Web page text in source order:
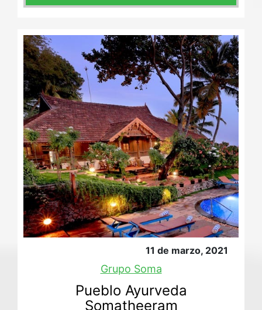
11 de marzo, 2021
Grupo Soma
Pueblo Ayurveda
Somatheeram